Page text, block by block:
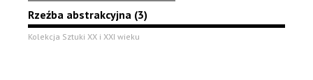
Rzeźba abstrakcyjna (3)
Kolekcja Sztuki XX i XXI wieku